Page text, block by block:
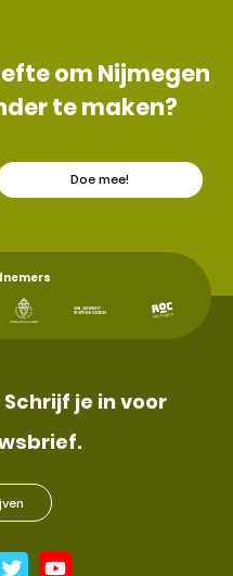
om Nijmegen
te maken?
Doe mee!
je in voor